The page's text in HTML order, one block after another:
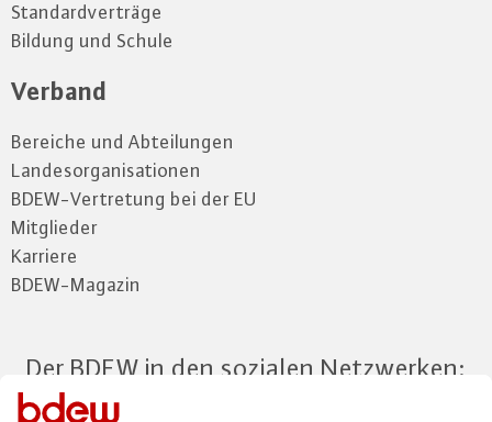
Standardverträge
Bildung und Schule
Verband
Bereiche und Abteilungen
Landesorganisationen
BDEW-Vertretung bei der EU
Mitglieder
Karriere
BDEW-Magazin
Der BDEW in den sozialen Netzwerken: